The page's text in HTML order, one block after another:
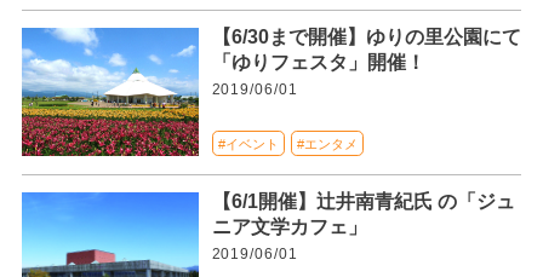
【6/30まで開催】ゆりの里公園にて
「ゆりフェスタ」開催！
2019/06/01
#イベント #エンタメ
【6/1開催】辻井南青紀氏 の「ジュ
ニア文学カフェ」
2019/06/01